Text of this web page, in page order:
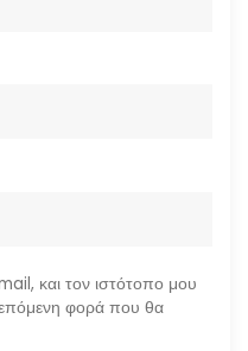
και τον ιστότοπο μου
φορά που θα